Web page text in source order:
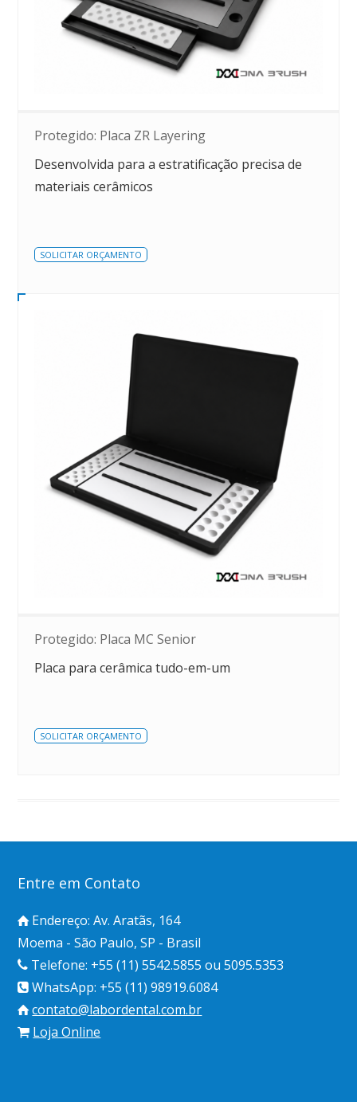
Protegido: Placa ZR Layering
Desenvolvida para a estratificação precisa de
materiais cerâmicos
SOLICITAR ORÇAMENTO
Protegido: Placa MC Senior
Placa para cerâmica tudo-em-um
SOLICITAR ORÇAMENTO
Entre em Contato
Endereço: Av. Aratãs, 164
Moema - São Paulo, SP - Brasil
Telefone: +55 (11) 5542.5855 ou 5095.5353
WhatsApp: +55 (11) 98919.6084
contato@labordental.com.br
Loja Online